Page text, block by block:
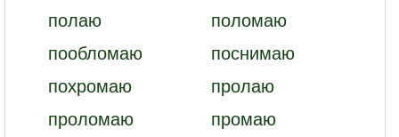
полаю
поломаю
пообломаю
поснимаю
похромаю
пролаю
проломаю
промаю